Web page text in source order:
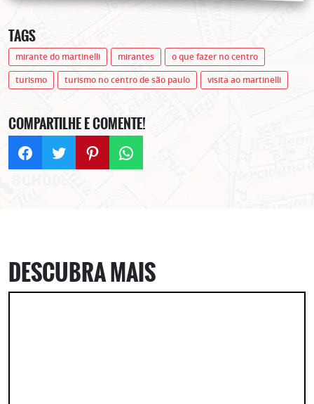
TAGS
mirante do martinelli mirantes
o que fazer no centro
turismo
turismo no centro de são paulo visita ao martinelli
COMPARTILHE E COMENTE!
DESCUBRA MAIS